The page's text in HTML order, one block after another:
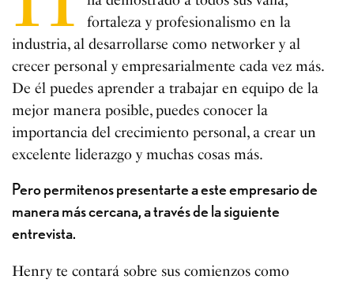
fortaleza y profesionalismo en la
industria, al desarrollarse como networker y al
crecer personal y empresarialmente cada vez más.
De él puedes aprender a trabajar en equipo de la
mejor manera posible, puedes conocer la
importancia del crecimiento personal, a crear un
excelente liderazgo y muchas cosas más.
Pero permitenos presentarte a este empresario de
manera más cercana, a través de la siguiente
entrevista.
Henry te contará sobre sus comienzos como